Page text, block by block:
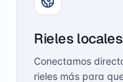
Rieles
Conectamos
rieles más para